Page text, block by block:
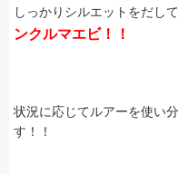
しっかりシルエットをだし
ンクルマエビ！！
状況に応じてルアーを使い
す！！